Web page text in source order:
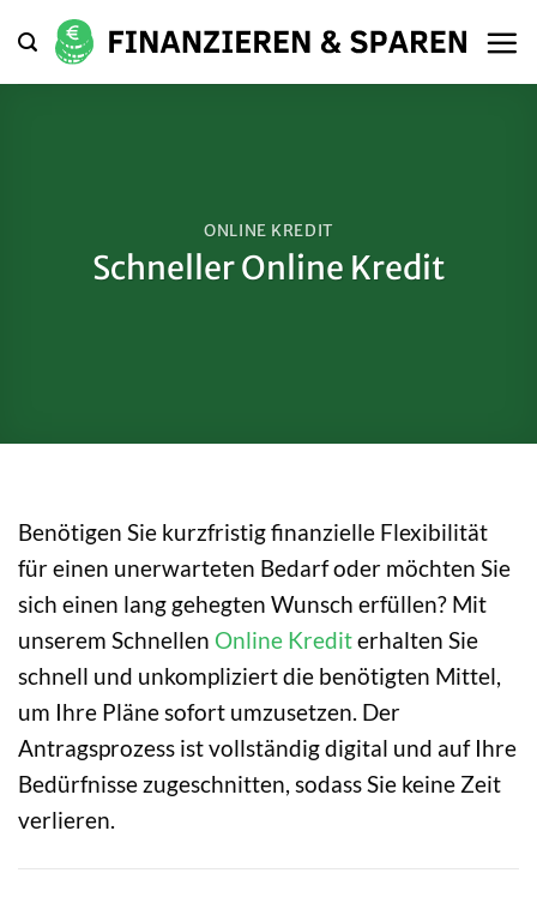
Inhalt
springen
ONLINE KREDIT
Schneller Online Kredit
Benötigen Sie kurzfristig finanzielle Flexibilität
für einen unerwarteten Bedarf oder möchten Sie
sich einen lang gehegten Wunsch erfüllen? Mit
unserem Schnellen Online Krediterhalten Sie
schnell und unkompliziert die benötigten Mittel,
um Ihre Pläne sofort umzusetzen. Der
Antragsprozess ist vollständig digital und auf Ihre
Bedürfnisse zugeschnitten, sodass Sie keine Zeit
verlieren.